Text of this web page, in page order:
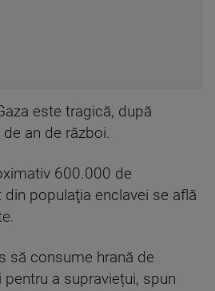
este tragică, după
an de război.
600.000 de
populaţia enclavei se află
să consume hrană de
a supraviețui, spun